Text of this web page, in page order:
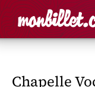
Accueil
Chapelle